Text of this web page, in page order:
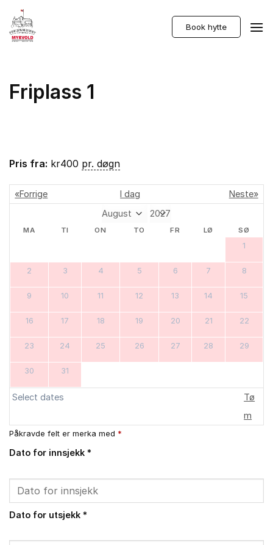
content
Book hytte
Friplass 1
Pris fra: kr400 pr. døgn
«Forrige I dag Neste»
MA TI ON TO FR LØ SØ
1
2 3 4 5 6 7 8
9 10 11 12 13 14 15
16 17 18 19 20 21 22
23 24 25 26 27 28 29
30 31
Select dates
Tø
m
Påkravde felt er merka med *
Dato for innsjekk *
Dato for utsjekk *